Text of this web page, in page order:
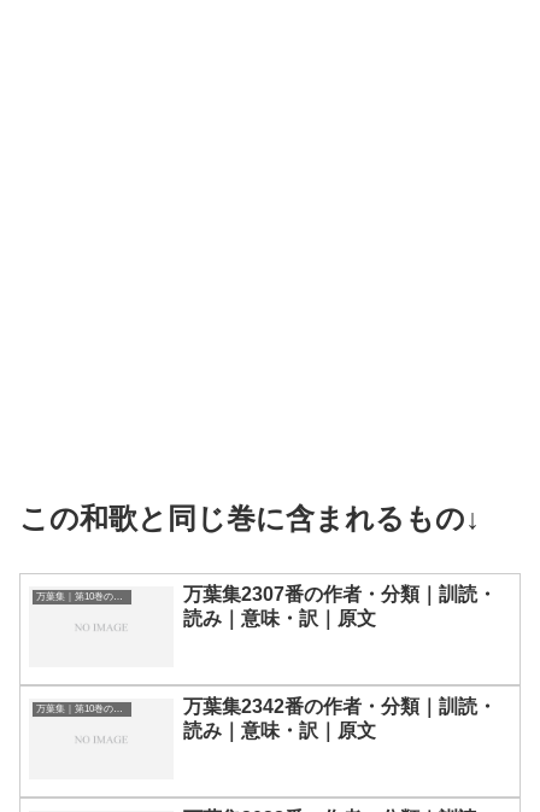
この和歌と同じ巻に含まれるもの↓
万葉集｜第10巻の和歌一覧
万葉集2307番の作者・分類｜訓読・
読み｜意味・訳｜原文
万葉集｜第10巻の和歌一覧
万葉集2342番の作者・分類｜訓読・
読み｜意味・訳｜原文